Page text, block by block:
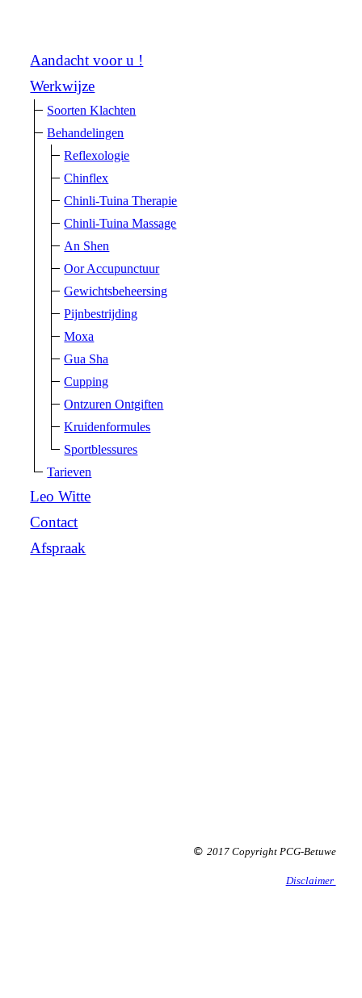
Aandacht voor u !
Werkwijze
Soorten Klachten
Behandelingen
Reflexologie
Chinflex
Chinli-Tuina Therapie
Chinli-Tuina Massage
An Shen
Oor Accupunctuur
Gewichtsbeheersing
Pijnbestrijding
Moxa
Gua Sha
Cupping
Ontzuren Ontgiften
Kruidenformules
Sportblessures
Tarieven
Leo Witte
Contact
Afspraak
© 2017 Copyright PCG-Betuwe
Disclaimer